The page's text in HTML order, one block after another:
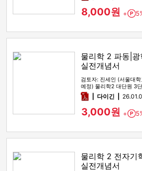
8,000원 +
물리학 2 파동|
실전개념서
검토자: 진세인 (서울대
예정) 물리학2 대단원 3
전자책입니다. 기본개…
pdf다이긴
3,000원 +
물리학 2 전자기
실전개념서